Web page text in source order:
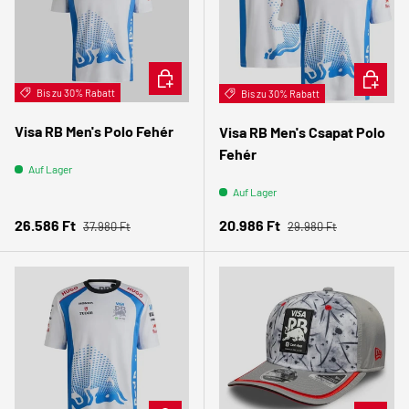
Bis zu 30% Rabatt
Visa RB Men's Polo Fehér
Auf Lager
Verkaufspreis
26.586 Ft Normaler Preis
37.980 Ft
OPTIONEN AUSWÄHLEN
Bis zu 30% Rabatt
Visa RB Men's Csapat Polo
Fehér
Auf Lager
Verkaufspreis
20.986 Ft Normaler Preis
29.980 Ft